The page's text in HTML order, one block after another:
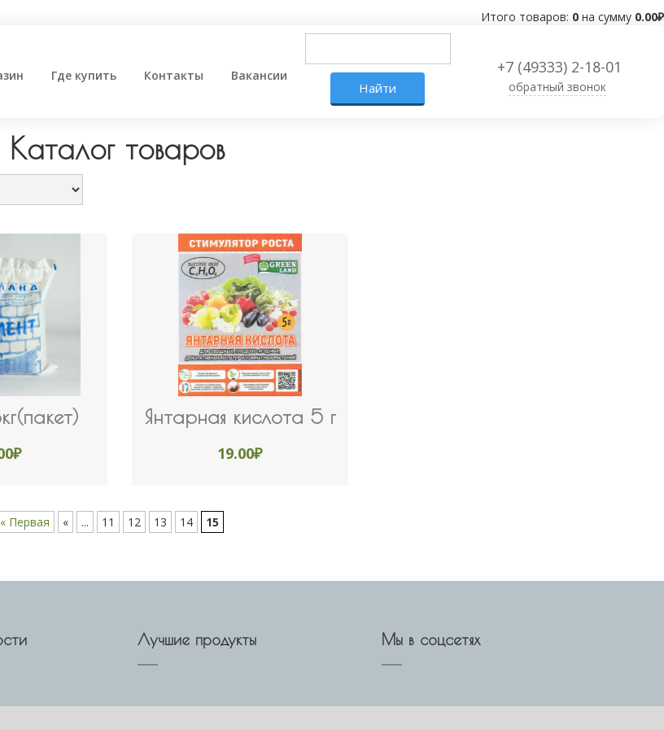
Итого товаров: 0 на сумму 0.00₽
Где купить Контакты Вакансии +7 (49333) 2-18-01
обратный звонок
Каталог товаров
₽
Янтарная кислота 5 г
19.00₽
« Первая « ... 11 12 13 14 15
Лучшие продукты Мы в соцсетях